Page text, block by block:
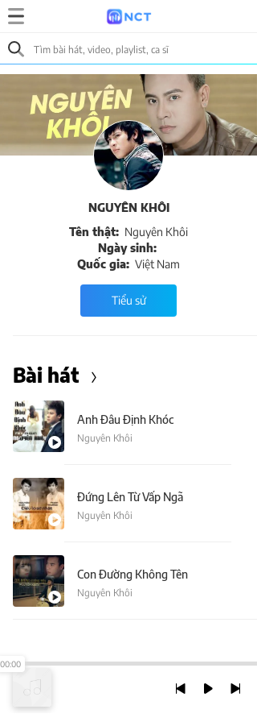
NGUYÊN KHÔI
Tên thật: Nguyên Khôi
Ngày sinh:
Quốc gia: Việt Nam
Tiểu sử
Bài hát
Anh Đâu Định Khóc
Nguyên Khôi
Đứng Lên Từ Vấp Ngã
Nguyên Khôi
Con Đường Không Tên
Nguyên Khôi
00:00